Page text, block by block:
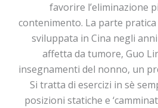
favorire l’eliminazione
contenimento. La parte
sviluppata in Cina negli anni
affetta da tumore, Guo
insegnamenti del nonno, un
Si tratta di esercizi in sè
posizioni statiche e